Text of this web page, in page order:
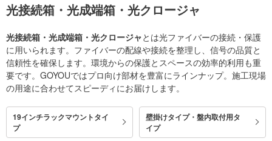
光接続箱・光成端箱・光クロージャ
光接続箱・光成端箱・光クロージャとは光ファイバーの接続・保護
に用いられます。ファイバーの配線や接続を整理し、信号の品質と
信頼性を確保します。環境からの保護とスペースの効率的利用も重
要です。GOYOUではプロ向け部材を豊富にラインナップ。施工現場
の用途に合わせてスピーディにお届けします。
19インチラックマウントタイ
プ
壁掛けタイプ・盤内取付用タ
イプ